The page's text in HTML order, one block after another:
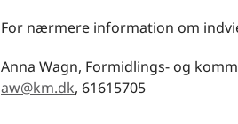
For nærmere information om
Anna Wagn, Formidlings- og
aw@km.dk, 61615705